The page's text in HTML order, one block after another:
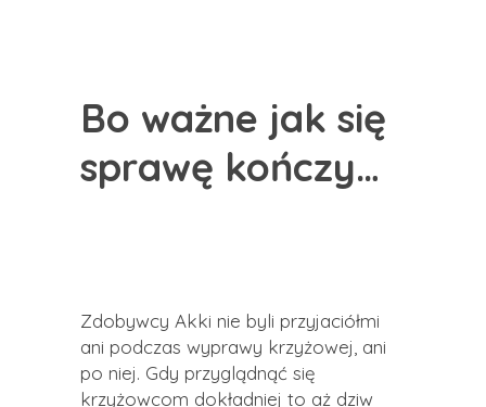
Bo ważne jak się
sprawę kończy…
Zdobywcy Akki nie byli przyjaciółmi
ani podczas wyprawy krzyżowej, ani
po niej. Gdy przyglądnąć się
krzyżowcom dokładniej to aż dziw